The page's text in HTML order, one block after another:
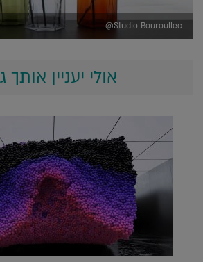
Studio Bouroullec@
אולי יעניין אותך